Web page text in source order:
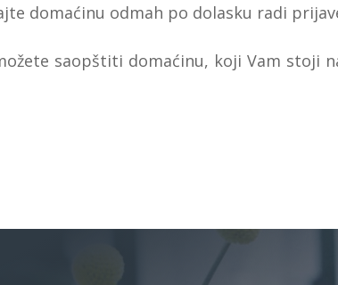
domaćinu odmah po dolasku radi
saopštiti domaćinu, koji Vam stoji